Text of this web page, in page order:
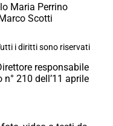
Maria Perrino
Scotti
i diritti sono riservati
responsabile
210 dell’11 aprile